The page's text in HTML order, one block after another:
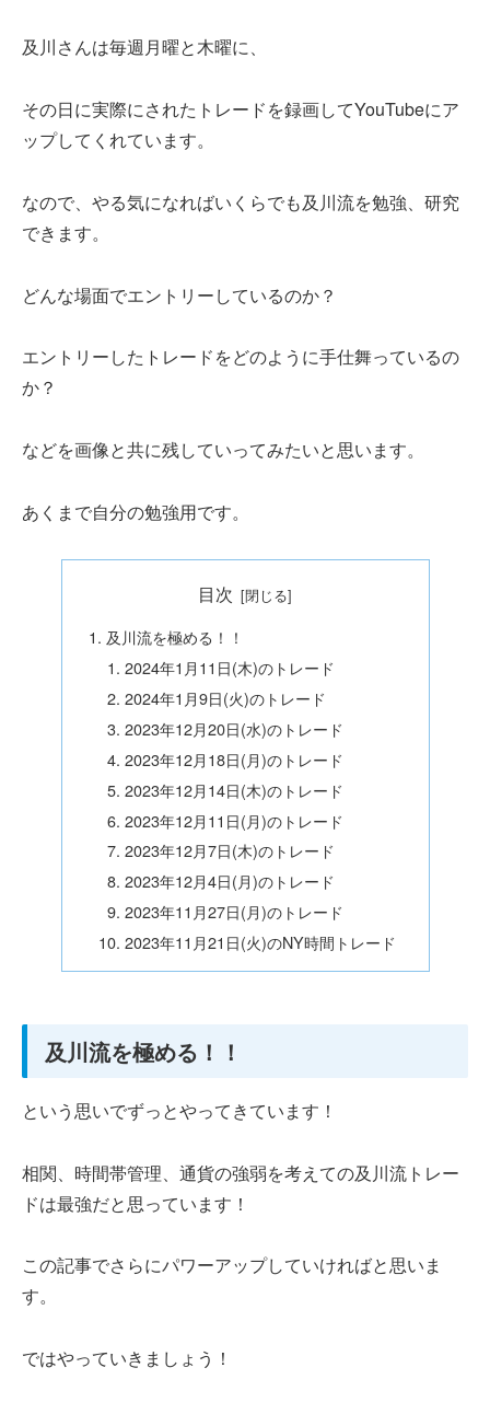
及川さんは毎週月曜と木曜に、
その日に実際にされたトレードを録画してYouTubeにア
ップしてくれています。
なので、やる気になればいくらでも及川流を勉強、研究
できます。
どんな場面でエントリーしているのか？
エントリーしたトレードをどのように手仕舞っているの
か？
などを画像と共に残していってみたいと思います。
あくまで自分の勉強用です。
目次
及川流を極める！！
2024年1月11日(木)のトレード
2024年1月9日(火)のトレード
2023年12月20日(水)のトレード
2023年12月18日(月)のトレード
2023年12月14日(木)のトレード
2023年12月11日(月)のトレード
2023年12月7日(木)のトレード
2023年12月4日(月)のトレード
2023年11月27日(月)のトレード
2023年11月21日(火)のNY時間トレード
及川流を極める！！
という思いでずっとやってきています！
相関、時間帯管理、通貨の強弱を考えての及川流トレー
ドは最強だと思っています！
この記事でさらにパワーアップしていければと思いま
す。
ではやっていきましょう！